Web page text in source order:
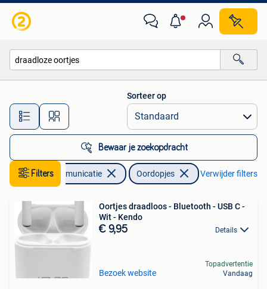
Alle afstanden…
Sorteer op
Bewaar je zoekopdracht
Filters
Telecommunicatie Oordopjes Verwijder filters
Oortjes draadloos - Bluetooth - USB C -
Wit - Kendo
€ 9,95 Details
Bezoek website
Topadvertentie
Vandaag